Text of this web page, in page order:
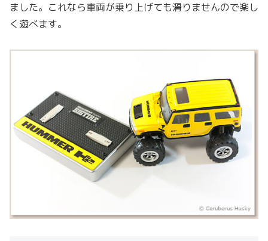
ました。これなら車両が乗り上げても滑りませんので楽し
く遊べます。